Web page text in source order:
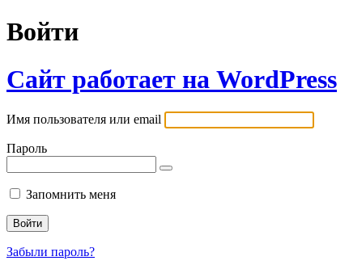
Войти
Сайт работает на WordPress
Имя пользователя или email
Пароль
Запомнить меня
Забыли пароль?